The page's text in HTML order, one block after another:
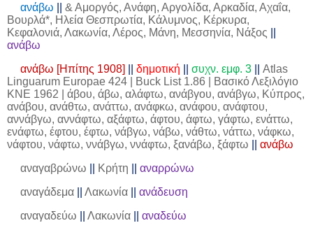
ανάβω
& Αμοργός, Ανάφη, Αργολίδα, Αρκαδία, Αχαΐα,
Βουρλά*, Ηλεία Θεσπρωτία, Κάλυμνος, Κέρκυρα,
Κεφαλονιά, Λακωνία, Λέρος, Μάνη, Μεσσηνία, Νάξος
ανάβω
ανάβω [Ηπίτης 1908]
δημοτική συχν. εμφ. 3|| Atlas
Linguarum Europae 424 | Buck List 1.86 | Βασικό Λεξιλόγιο
ΚΝΕ 1962 | άβου, άβω, αλάφτω, ανάβγου, ανάβγω, Κύπρος,
ανάβου, ανάθτω, ανάττω, ανάφκω, ανάφου, ανάφτου,
αννάβγω, αννάφτω, αξάφτω, άφτου, άφτω, γάφτω, ενάττω,
ενάφτω, έφτου, έφτω, νάβγω, νάβω, νάθτω, νάττω, νάφκω,
νάφτου, νάφτω, ννάβγω, ννάφτω, ξανάβω, ξάφτω
ανάβω
αναγαβρώνω
Κρήτη
αναρρώνω
αναγάδεμα|| Λακωνία|| ανάδευση
αναγαδεύω
Λακωνία|| αναδεύω